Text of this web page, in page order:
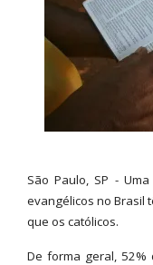
São Paulo, SP -
evangélicos no Brasil
que os católicos.
De forma geral, 52%